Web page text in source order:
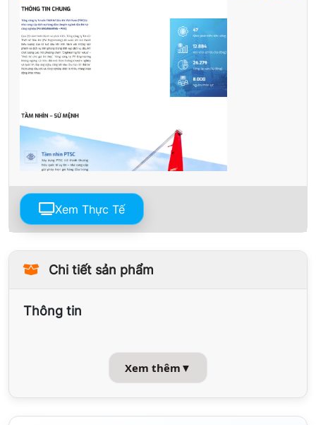
Xem Thực Tế
Chi tiết sản phẩm
Thông tin
Xem thêm ▼